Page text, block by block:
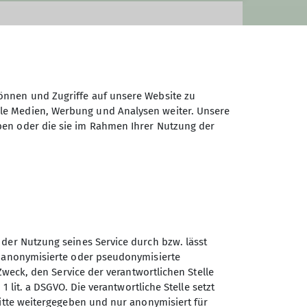
Sektion Straubing des
Deutschen Alpenvereins e.V.
und Zugriffe auf unsere Website zu
Medien, Werbung und Analysen weiter. Unsere
oder die sie im Rahmen Ihrer Nutzung der
Nutzung seines Service durch bzw. lässt
oder pseudonymisierte
den Service der verantwortlichen Stelle
a DSGVO. Die verantwortliche Stelle setzt
weitergegeben und nur anonymisiert für